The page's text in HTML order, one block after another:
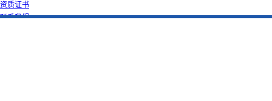
资质证书
联系我们